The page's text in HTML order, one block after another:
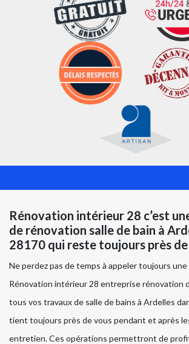
Rénovation intérieur 28 c’est
de rénovation salle de bain à
28170 qui reste toujours près de
Ne perdez pas de temps à appeler toujours
Rénovation intérieur 28 entreprise rénovation
tous vos travaux de salle de bains à Ardelles
tient toujours près de vous pendant et après
entretien. Ces opérations permettront de